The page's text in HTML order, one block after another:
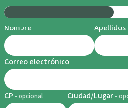
Nombre Apellidos
Correo electrónico
CP Ciudad/Lugar